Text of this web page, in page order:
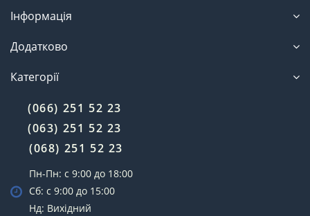
Інформація
Додатково
Категорії
(066) 251 52 23
(063) 251 52 23
(068) 251 52 23
Пн-Пн: с 9:00 до 18:00
Сб: с 9:00 до 15:00
Нд: Вихідний